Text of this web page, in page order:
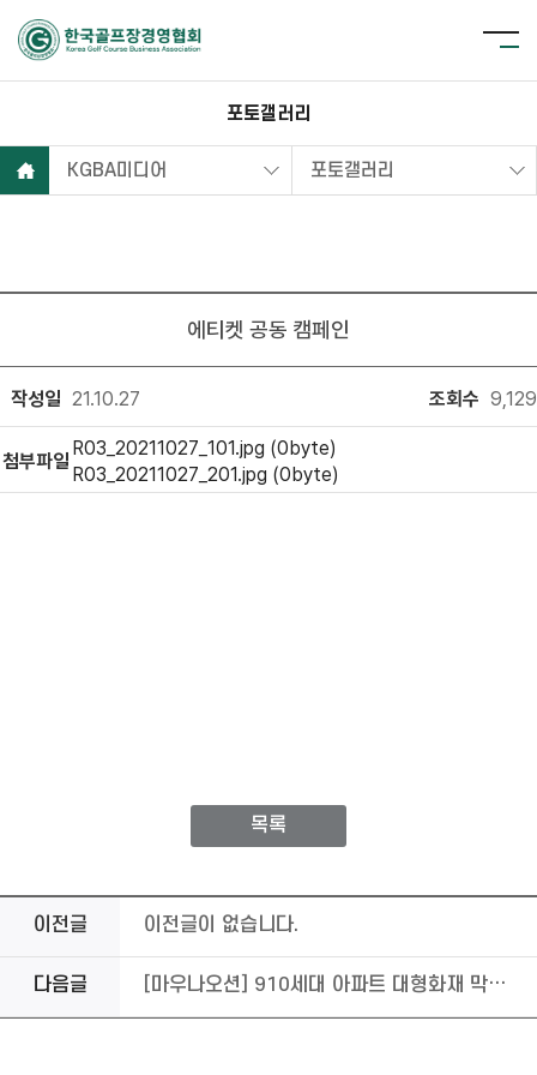
포토갤러리
KGBA미디어 포토갤러리
에티켓 공동 캠페인
작성일 21.10.27 조회수 9,129
첨부파일
R03_20211027_101.jpg (0byte)
R03_20211027_201.jpg (0byte)
목록
이전글 이전글이 없습니다.
다음글 [마우나오션] 910세대 아파트 대형화재 막은 영웅